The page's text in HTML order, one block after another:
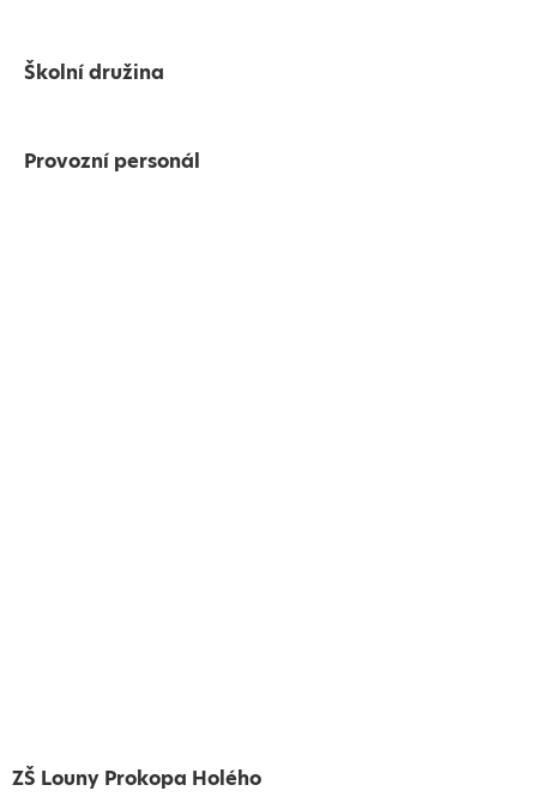
Školní družina
Provozní personál
ZŠ Louny Prokopa Holého